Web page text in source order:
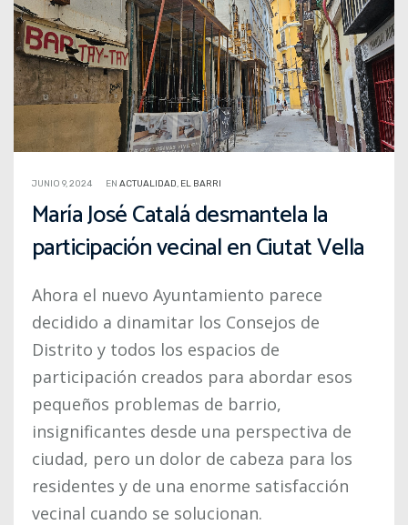
JUNIO 9, 2024 EN ACTUALIDAD, EL BARRI
María José Catalá desmantela la
participación vecinal en Ciutat Vella
Ahora el nuevo Ayuntamiento parece
decidido a dinamitar los Consejos de
Distrito y todos los espacios de
participación creados para abordar esos
pequeños problemas de barrio,
insignificantes desde una perspectiva de
ciudad, pero un dolor de cabeza para los
residentes y de una enorme satisfacción
vecinal cuando se solucionan.